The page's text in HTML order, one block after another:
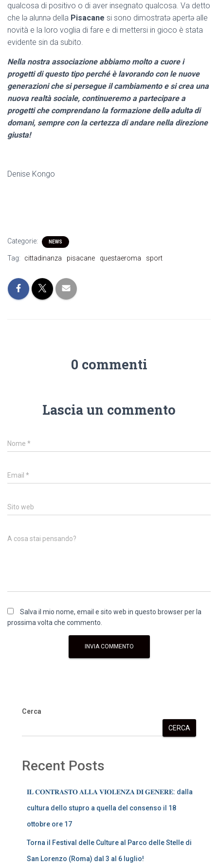
qualcosa di positivo o di aver insegnato qualcosa. Va detto
che lə alunnə della Pisacane si sono dimostratə apertə alle
novità e la loro voglia di fare e di mettersi in gioco è stata
evidente sin da subito.
Nella nostra associazione abbiamo molto a cuore i
progetti di questo tipo perché è lavorando con le nuove
generazioni che si persegue il cambiamento e si crea una
nuova realtà sociale, continueremo a partecipare a
progetti che comprendano la formazione dellə adultə di
domani, sempre con la certezza di andare nella direzione
giusta!
Denise Kongo
Categorie: NEWS
Tag: cittadinanza pisacane questaeroma sport
0 commenti
Lascia un commento
Nome *
Email *
Sito web
A cosa stai pensando?
Salva il mio nome, email e sito web in questo browser per la
prossima volta che commento.
Cerca
CERCA
Recent Posts
𝐈𝐋 𝐂𝐎𝐍𝐓𝐑𝐀𝐒𝐓𝐎 𝐀𝐋𝐋𝐀 𝐕𝐈𝐎𝐋𝐄𝐍𝐙𝐀 𝐃𝐈 𝐆𝐄𝐍𝐄𝐑𝐄: dalla
cultura dello stupro a quella del consenso il 18
ottobre ore 17
Torna il Festival delle Culture al Parco delle Stelle di
San Lorenzo (Roma) dal 3 al 6 luglio!